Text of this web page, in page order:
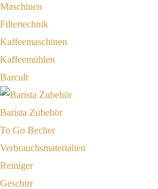
Maschinen
Filtertechnik
Kaffeemaschinen
Kaffeemühlen
Barcult
Barista Zubehör
To Go Becher
Verbrauchsmaterialien
Reiniger
Geschirr